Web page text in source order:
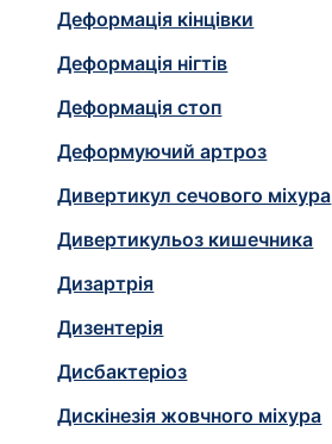
Деформація кінцівки
Деформація нігтів
Деформація стоп
Деформуючий артроз
Дивертикул сечового міхура
Дивертикульоз кишечника
Дизартрія
Дизентерія
Дисбактеріоз
Дискінезія жовчного міхура